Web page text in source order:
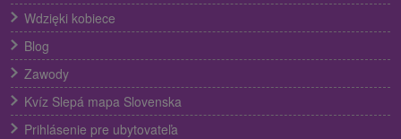
Wdzięki kobiece
Blog
Zawody
Kvíz Slepá mapa Slovenska
Prihlásenie pre ubytovateľa